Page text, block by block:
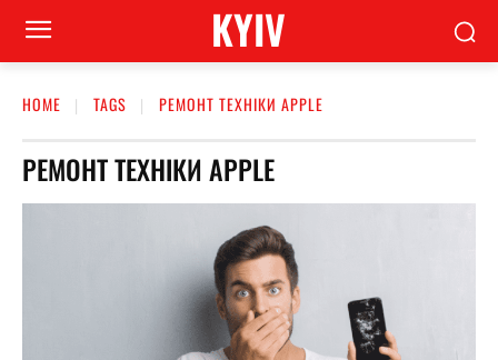
KYIV
HOME TAGS РЕМОНТ ТЕХНІКИ APPLE
РЕМОНТ ТЕХНІКИ APPLE